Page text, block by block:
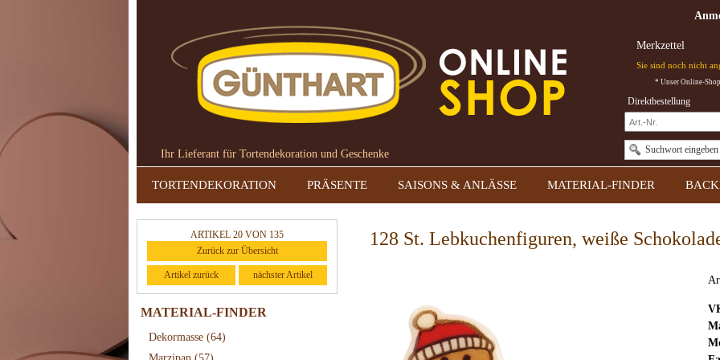
Ihr Lieferant für Tortendekoration und Geschenke
Merkzettel
Sie sind noch nicht
* Unser Online-
Suchwort eingeben
Direktbestellung
TORTENDEKORATION PRÄSENTE SAISONS & ANLÄSSE MATERIAL-FINDER
ARTIKEL 20 VON 135
Zurück zur Übersicht
Artikel zurück nächster Artikel
MATERIAL-FINDER
Dekormasse (64)
128 St. Lebkuchenfiguren, weiße